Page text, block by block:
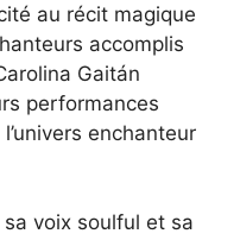
au récit magique
accomplis
Gaitán
performances
enchanteur
voix soulful et sa